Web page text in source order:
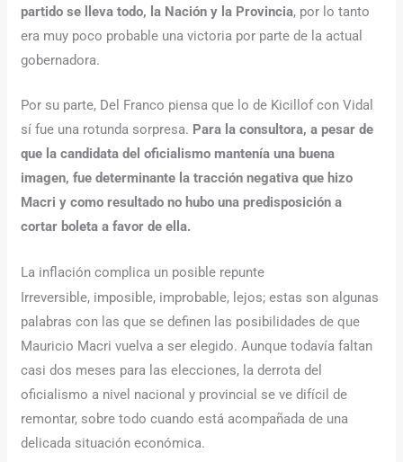
partido se lleva todo, la Nación y la Provincia, por lo tanto
era muy poco probable una victoria por parte de la actual
gobernadora.
Por su parte, Del Franco piensa que lo de Kicillof con Vidal
sí fue una rotunda sorpresa. Para la consultora, a pesar de
que la candidata del oficialismo mantenía una buena
imagen, fue determinante la tracción negativa que hizo
Macri y como resultado no hubo una predisposición a
cortar boleta a favor de ella.
La inflación complica un posible repunte
Irreversible, imposible, improbable, lejos; estas son algunas
palabras con las que se definen las posibilidades de que
Mauricio Macri vuelva a ser elegido. Aunque todavía faltan
casi dos meses para las elecciones, la derrota del
oficialismo a nivel nacional y provincial se ve difícil de
remontar, sobre todo cuando está acompañada de una
delicada situación económica.